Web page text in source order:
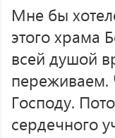
Мне бы
этого храма
всей душой
переживаем.
Господу.
сердечного